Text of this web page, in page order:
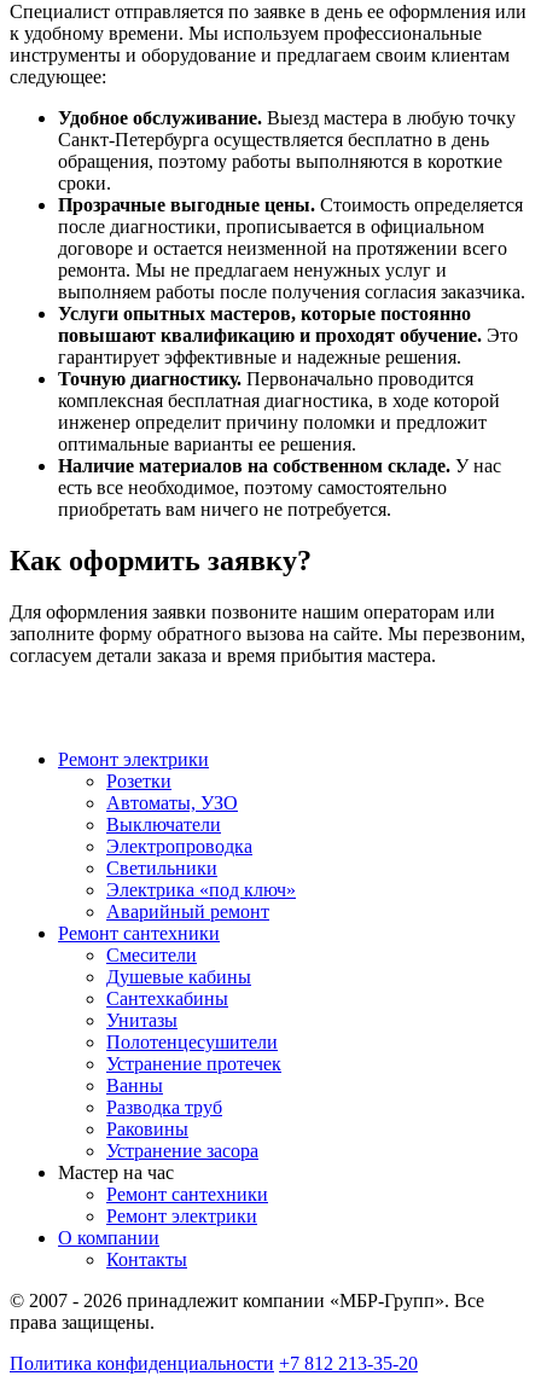
Специалист отправляется по заявке в день ее оформления или
к удобному времени. Мы используем профессиональные
инструменты и оборудование и предлагаем своим клиентам
следующее:
Удобное обслуживание. Выезд мастера в любую точку
Санкт-Петербурга осуществляется бесплатно в день
обращения, поэтому работы выполняются в короткие
сроки.
Прозрачные выгодные цены. Стоимость определяется
после диагностики, прописывается в официальном
договоре и остается неизменной на протяжении всего
ремонта. Мы не предлагаем ненужных услуг и
выполняем работы после получения согласия заказчика.
Услуги опытных мастеров, которые постоянно
повышают квалификацию и проходят обучение. Это
гарантирует эффективные и надежные решения.
Точную диагностику. Первоначально проводится
комплексная бесплатная диагностика, в ходе которой
инженер определит причину поломки и предложит
оптимальные варианты ее решения.
Наличие материалов на собственном складе. У нас
есть все необходимое, поэтому самостоятельно
приобретать вам ничего не потребуется.
Как оформить заявку?
Для оформления заявки позвоните нашим операторам или
заполните форму обратного вызова на сайте. Мы перезвоним,
согласуем детали заказа и время прибытия мастера.
Ремонт электрики
Розетки
Автоматы, УЗО
Выключатели
Электропроводка
Светильники
Электрика «под ключ»
Аварийный ремонт
Ремонт сантехники
Смесители
Душевые кабины
Сантехкабины
Унитазы
Полотенцесушители
Устранение протечек
Ванны
Разводка труб
Раковины
Устранение засора
Мастер на час
Ремонт сантехники
Ремонт электрики
О компании
Контакты
© 2007 - 2026 принадлежит компании «МБР-Групп». Все
права защищены.
Политика конфиденциальности +7 812 213-35-20